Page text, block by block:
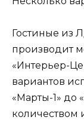
Гостиные из
производит
«Интерьер-
вариантов
«Марты-1» до
количеством